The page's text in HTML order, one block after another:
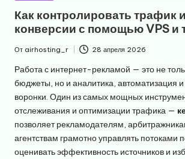
Как контролировать трафик
конверсии с помощью VPS и
Запись
от
От airhosting_r 28 апреля 2026
Работа с интернет-рекламой — это не
бюджеты, но и аналитика, автоматизация и
воронки. Один из самых мощных
отслеживания и оптимизации трафика —
позволяет рекламодателям,
агентствам грамотно управлять потоками
оценивать эффективность источников и